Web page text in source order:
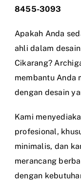
8455-3093
Apakah Anda
ahli dalam
Cikarang?
membantu Anda
dengan desain
Kami
profesional,
minimalis, dan
merancang
dengan